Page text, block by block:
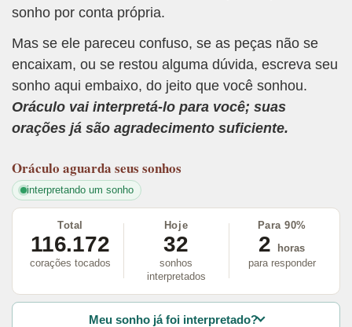
sonho por conta própria.
Mas se ele pareceu confuso, se as peças não se
encaixam, ou se restou alguma dúvida, escreva seu
sonho aqui embaixo, do jeito que você sonhou.
Oráculo vai interpretá-lo para você; suas
orações já são agradecimento suficiente.
Oráculo aguarda seus sonhos
interpretando um sonho
Total
116.172
corações tocados
Hoje
32
sonhos
interpretados
Para 90%
2
horas
para responder
Meu sonho já foi interpretado?